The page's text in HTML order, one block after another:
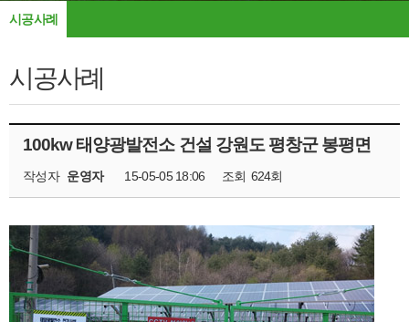
시공사례
시공사례
100kw 태양광발전소 건설 강원도 평창군 봉평면
작성자 운영자 15-05-05 18:06 조회 624회